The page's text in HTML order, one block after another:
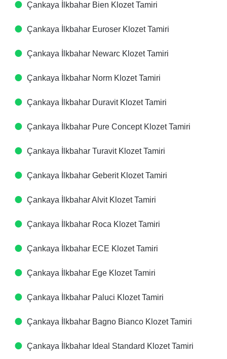
Çankaya İlkbahar Bien Klozet Tamiri
Çankaya İlkbahar Euroser Klozet Tamiri
Çankaya İlkbahar Newarc Klozet Tamiri
Çankaya İlkbahar Norm Klozet Tamiri
Çankaya İlkbahar Duravit Klozet Tamiri
Çankaya İlkbahar Pure Concept Klozet Tamiri
Çankaya İlkbahar Turavit Klozet Tamiri
Çankaya İlkbahar Geberit Klozet Tamiri
Çankaya İlkbahar Alvit Klozet Tamiri
Çankaya İlkbahar Roca Klozet Tamiri
Çankaya İlkbahar ECE Klozet Tamiri
Çankaya İlkbahar Ege Klozet Tamiri
Çankaya İlkbahar Paluci Klozet Tamiri
Çankaya İlkbahar Bagno Bianco Klozet Tamiri
Çankaya İlkbahar Ideal Standard Klozet Tamiri